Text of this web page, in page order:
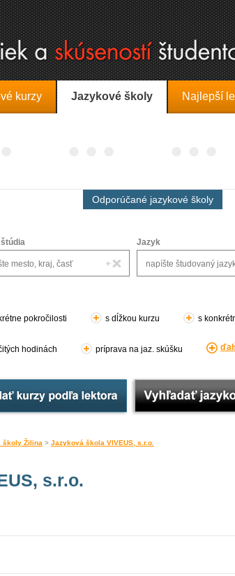
kurzy Jazykové školy Najlepší
Odporúčané jazykové školy
Jazyk
pokročilosti s dĺžkou kurzu s
hodinách príprava na jaz. skúšku
školy Žilina > Jazyková škola VIVEUS, s.r.o.
s.r.o.